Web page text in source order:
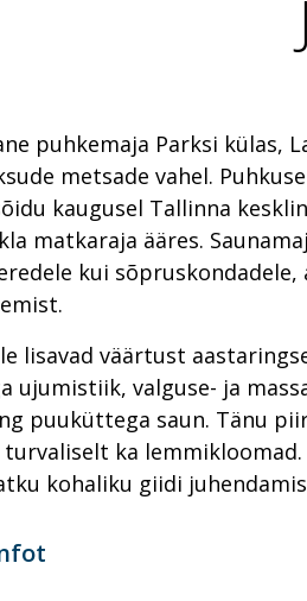
puhkemaja Parksi külas,
metsade vahel.
kaugusel Tallinna
matkaraja ääres.
kui sõpruskondadele,
lisavad väärtust
ujumistiik, valguse- ja
puuküttega saun. Tänu
turvaliselt ka
kohaliku giidi